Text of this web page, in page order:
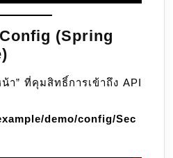
(Spring
า” ที่คุมสิทธิ์การเข้าถึง API
demo/config/Sec